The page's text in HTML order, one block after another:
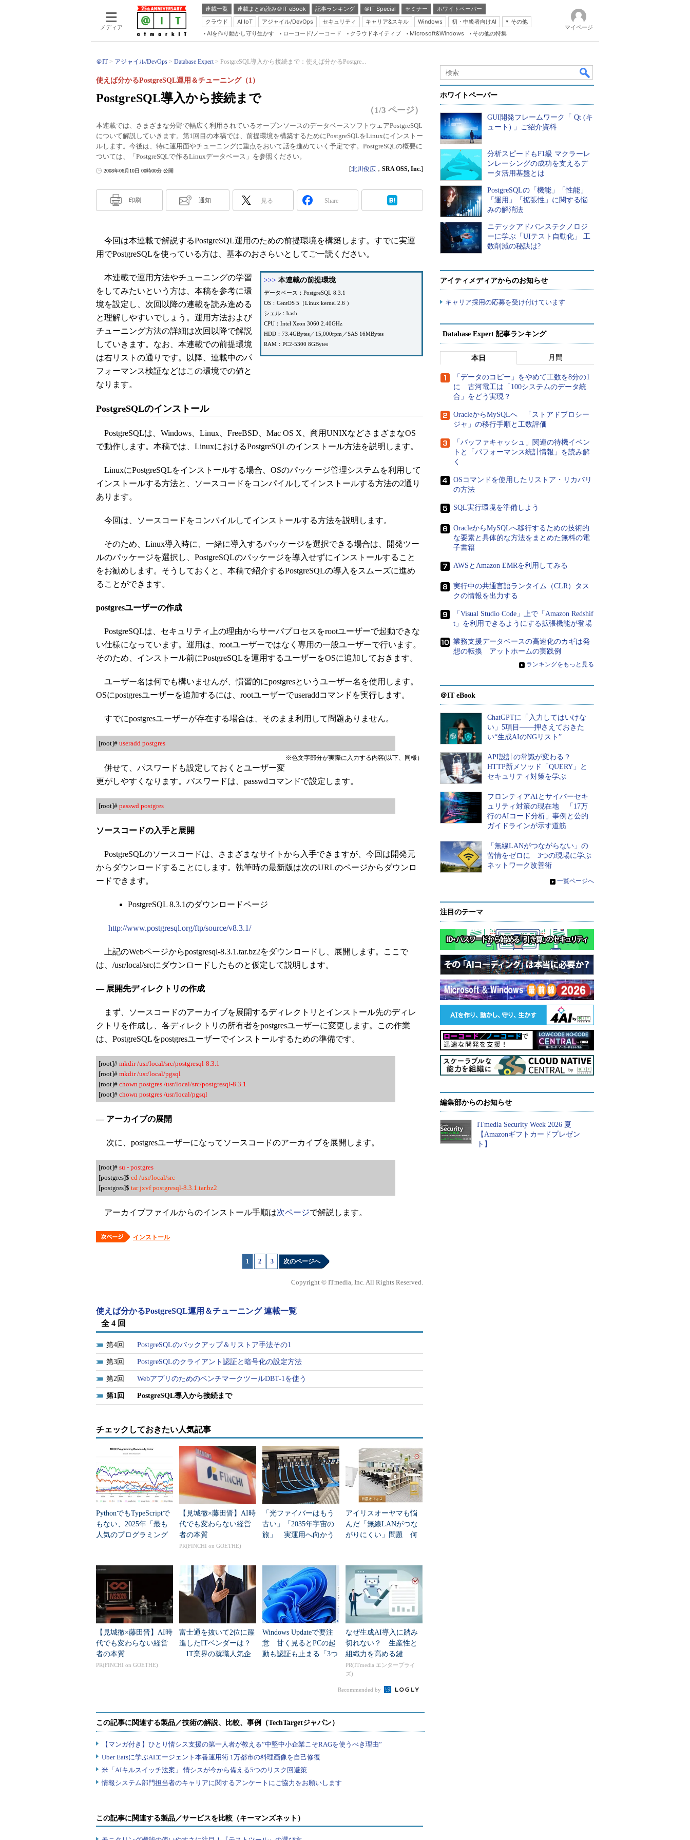
メディア
連載一覧 連載まとめ読み＠IT eBook 記事ランキング ＠IT Special セミナー
ホワイトペーパー
クラウド
AI IoT アジャイル/DevOps セキュリティ キャリア&スキル Windows 初・中級者向けAI
その他
Server & Storage
Database Expert
Linux ＆ OSS
Master of IP Network
Security & Trust
Test & Tools
AIを作り動かし守り生かす ローコード/ノーコード クラウドネイティブ Microsoft&Windows その他の特集
マイページ
＠IT アジャイル/DevOps Database Expert PostgreSQL導入から接続まで：使えば分かるPostgre...
PostgreSQL導入から接続まで
使えば分かるPostgreSQL運用＆チューニング（1）
（1/3 ページ）
本連載では、さまざまな分野で幅広く利用されているオープンソースのデータベースソフトウェアPostgreSQL
について解説していきます。第1回目の本稿では、前提環境を構築するためにPostgreSQLをLinuxにインストー
ルします。今後は、特に運用面やチューニングに重点をおいて話を進めていく予定です。PostgreSQLの概要に
ついては、「PostgreSQLで作るLinuxデータベース」を参照ください。
2008年06月10日 00時00分 公開 [北川俊広 ， SRA OSS, Inc.]
印刷 通知 見る Share
今回は本連載で解説するPostgreSQL運用のための前提環境を構築します。すでに実運
用でPostgreSQLを使っている方は、基本のおさらいとしてご一読ください。
>>> 本連載の前提環境
データベース：PostgreSQL 8.3.1
OS：CentOS 5（Linux kernel 2.6 ）
シェル：bash
CPU：Intel Xeon 3060 2.40GHz
HDD：73.4GBytes／15,000rpm／SAS 16MBytes
RAM：PC2-5300 8GBytes
本連載で運用方法やチューニングの学習
をしてみたいという方は、本稿を参考に環
境を設定し、次回以降の連載を読み進める
と理解しやすいでしょう。運用方法および
チューニング方法の詳細は次回以降で解説
していきます。なお、本連載での前提環境
は右リストの通りです。以降、連載中のパ
フォーマンス検証などはこの環境での値と
なります。
PostgreSQLのインストール
PostgreSQLは、Windows、Linux、FreeBSD、Mac OS X、商用UNIXなどさまざまなOS
で動作します。本稿では、LinuxにおけるPostgreSQLのインストール方法を説明します。
LinuxにPostgreSQLをインストールする場合、OSのパッケージ管理システムを利用して
インストールする方法と、ソースコードをコンパイルしてインストールする方法の2通り
あります。
今回は、ソースコードをコンパイルしてインストールする方法を説明します。
そのため、Linux導入時に、一緒に導入するパッケージを選択できる場合は、開発ツー
ルのパッケージを選択し、PostgreSQLのパッケージを導入せずにインストールすること
をお勧めします。そうしておくと、本稿で紹介するPostgreSQLの導入をスムーズに進め
ることができます。
postgresユーザーの作成
PostgreSQLは、セキュリティ上の理由からサーバプロセスをrootユーザーで起動できな
い仕様になっています。運用は、rootユーザーではなく専用の一般ユーザーで行います。
そのため、インストール前にPostgreSQLを運用するユーザーをOSに追加しておきます。
ユーザー名は何でも構いませんが、慣習的にpostgresというユーザー名を使用します。
OSにpostgresユーザーを追加するには、rootユーザーでuseraddコマンドを実行します。
すでにpostgresユーザーが存在する場合は、そのまま利用して問題ありません。
[root]# useradd postgres
※色文字部分が実際に入力する内容(以下、同様）
併せて、パスワードも設定しておくとユーザー変
更がしやすくなります。パスワードは、passwdコマンドで設定します。
[root]# passwd postgres
ソースコードの入手と展開
PostgreSQLのソースコードは、さまざまなサイトから入手できますが、今回は開発元
からダウンロードすることにします。執筆時の最新版は次のURLのページからダウンロ
ードできます。
PostgreSQL 8.3.1のダウンロードページ
http://www.postgresql.org/ftp/source/v8.3.1/
上記のWebページからpostgresql-8.3.1.tar.bz2をダウンロードし、展開します。ここで
は、/usr/local/srcにダウンロードしたものと仮定して説明します。
— 展開先ディレクトリの作成
まず、ソースコードのアーカイブを展開するディレクトリとインストール先のディレ
クトリを作成し、各ディレクトリの所有者をpostgresユーザーに変更します。この作業
は、PostgreSQLをpostgresユーザーでインストールするための準備です。
[root]# mkdir /usr/local/src/postgresql-8.3.1
[root]# mkdir /usr/local/pgsql
[root]# chown postgres /usr/local/src/postgresql-8.3.1
[root]# chown postgres /usr/local/pgsql
— アーカイブの展開
次に、postgresユーザーになってソースコードのアーカイブを展開します。
[root]# su - postgres
[postgres]$ cd /usr/local/src
[postgres]$ tar jxvf postgresql-8.3.1.tar.bz2
アーカイブファイルからのインストール手順は次ページで解説します。
インストール
1 2 3 次のページへ
Copyright © ITmedia, Inc. All Rights Reserved.
使えば分かるPostgreSQL運用＆チューニング 連載一覧
全 4 回
4 PostgreSQLのバックアップ＆リストア手法その1
3 PostgreSQLのクライアント認証と暗号化の設定方法
2 WebアプリのためのベンチマークツールDBT-1を使う
1 PostgreSQL導入から接続まで
チェックしておきたい人気記事
PythonでもTypeScriptで
もない、2025年「最も
人気のプログラミング
【見城徹×藤田晋】AI時
代でも変わらない経営
者の本質
PR(FINCHI on GOETHE)
「光ファイバーはもう
古い」「2035年宇宙の
旅」 実運用へ向かう
アイリスオーヤマも悩
んだ「無線LANがつな
がりにくい」問題 何
【見城徹×藤田晋】AI時
代でも変わらない経営
者の本質
PR(FINCHI on GOETHE)
富士通を抜いて2位に躍
進したITベンダーは？
IT業界の就職人気企
Windows Updateで要注
意 甘く見るとPCの起
動も認証も止まる「3つ
なぜ生成AI導入に踏み
切れない？ 生産性と
組織力を高める鍵
PR(ITmedia エンタープライ
ズ)
Recommended by
この記事に関連する製品／サービスを比較（キーマンズネット）
ホワイトペーパー
GUI開発フレームワーク「 Qt (キ
ュート) 」ご紹介資料
分析スピードもF1級 マクラーレ
ンレーシングの成功を支えるデ
ータ活用基盤とは
PostgreSQLの「機能」「性能」
「運用」「拡張性」に関する悩
みの解消法
ニデックアドバンステクノロジ
ーに学ぶ「UIテスト自動化」 工
数削減の秘訣は?
アイティメディアからのお知らせ
キャリア採用の応募を受け付けています
Database Expert 記事ランキング
本日 月間
「データのコピー」をやめて工数を8分の1
に 古河電工は「100システムのデータ統
合」をどう実現？
OracleからMySQLへ 「ストアドプロシー
ジャ」の移行手順と工数評価
「バッファキャッシュ」関連の待機イベン
トと「パフォーマンス統計情報」を読み解
く
OSコマンドを使用したリストア・リカバリ
の方法
SQL実行環境を準備しよう
OracleからMySQLへ移行するための技術的
な要素と具体的な方法をまとめた無料の電
子書籍
AWSとAmazon EMRを利用してみる
実行中の共通言語ランタイム（CLR）タス
クの情報を出力する
「Visual Studio Code」上で「Amazon Redshif
t」を利用できるようにする拡張機能が登場
業務支援データベースの高速化のカギは発
想の転換 アットホームの実践例
» ランキングをもっと見る
＠IT eBook
ChatGPTに「入力してはいけな
い」5項目――押さえておきた
い“生成AIのNGリスト”
API設計の常識が変わる？
HTTP新メソッド「QUERY」と
セキュリティ対策を学ぶ
フロンティアAIとサイバーセキ
ュリティ対策の現在地 「17万
行のAIコード分析」事例と公的
ガイドラインが示す道筋
「無線LANがつながらない」の
苦情をゼロに 3つの現場に学ぶ
ネットワーク改善術
» 一覧ページへ
注目のテーマ
編集部からのお知らせ
ITmedia Security Week 2026 夏
【Amazonギフトカードプレゼン
ト】